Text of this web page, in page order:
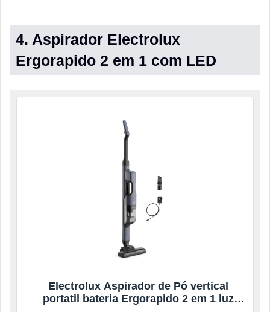
4. Aspirador Electrolux
Ergorapido 2 em 1 com LED
Electrolux Aspirador de Pó vertical
portatil bateria Ergorapido 2 em 1 luz